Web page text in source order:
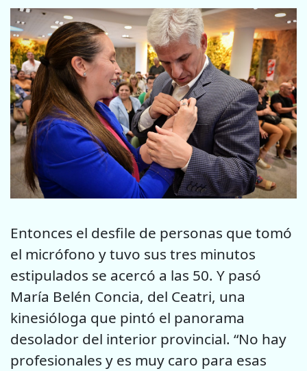
Entonces el desfile de personas que tomó
el micrófono y tuvo sus tres minutos
estipulados se acercó a las 50. Y pasó
María Belén Concia, del Ceatri, una
kinesióloga que pintó el panorama
desolador del interior provincial. “No hay
profesionales y es muy caro para esas